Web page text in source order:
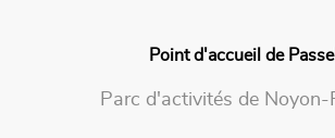
Point d'accueil de Passel
Parc d'activités de Noyon-